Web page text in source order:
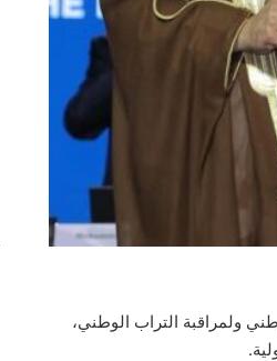
ولمراقبة التراب الوطني،